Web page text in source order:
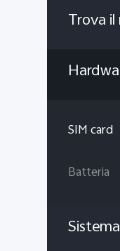
Trova
SIM card
Batteria